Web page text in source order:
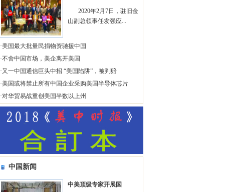
2020年2月7日，驻旧金
山副总领事任发强应...
·美国最大批量民捐物资驰援中国
·不舍中国市场，美企离开美国
·又一中国通信巨头中招 “美国陷阱”，被判赔
·美国或将禁止所有中国企业采购美国半导体芯片
·对华贸易战重创美国半数以上州
中国新闻
中美顶级专家开展国